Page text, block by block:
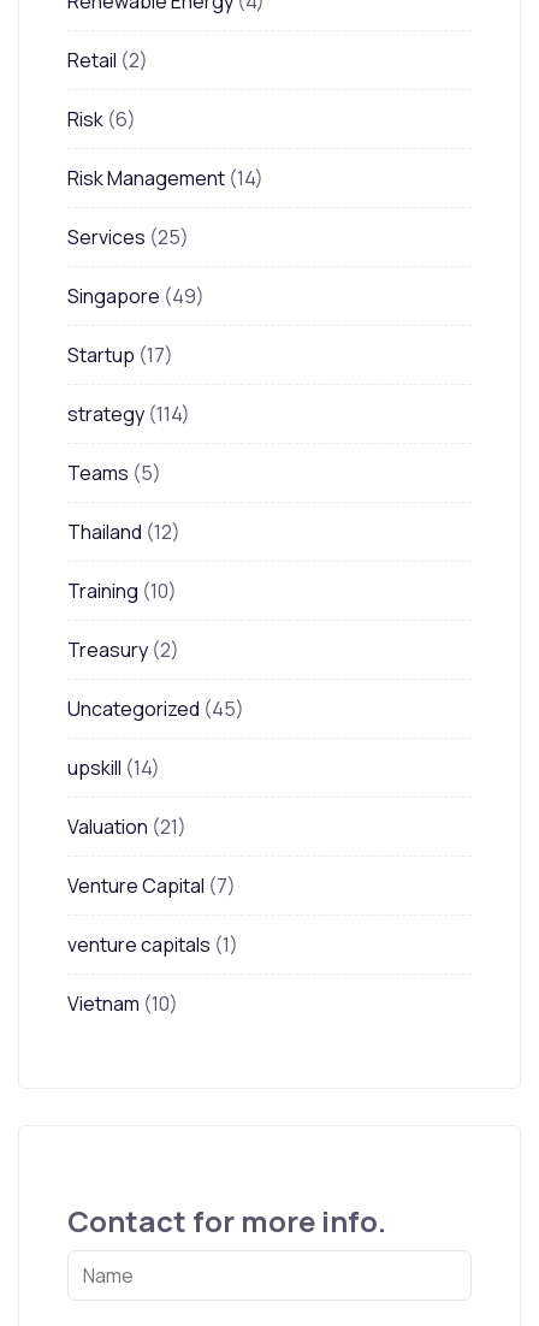
Retail (2)
Risk (6)
Risk Management (14)
Services (25)
Singapore (49)
Startup (17)
strategy (114)
Teams (5)
Thailand (12)
Training (10)
Treasury (2)
Uncategorized (45)
upskill (14)
Valuation (21)
Venture Capital (7)
venture capitals (1)
Vietnam (10)
Contact for more info.